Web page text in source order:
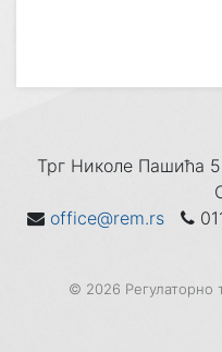
Трг Николе Пашића
office@rem.rs
© 2026 Регулаторно